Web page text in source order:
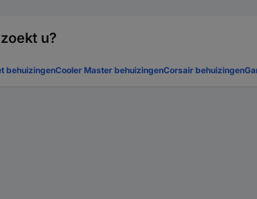
u?
behuizingenCooler Master behuizingenCorsair behuizingen